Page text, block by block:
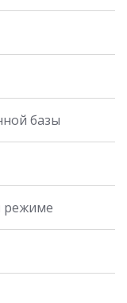
базы
режиме